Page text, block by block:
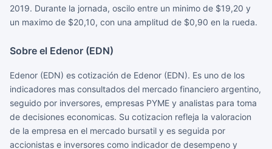
2019. Durante la jornada, oscilo entre un minimo de $19,20 y
un maximo de $20,10, con una amplitud de $0,90 en la rueda.
Sobre el Edenor (EDN)
Edenor (EDN) es cotización de Edenor (EDN). Es uno de los
indicadores mas consultados del mercado financiero argentino,
seguido por inversores, empresas PYME y analistas para toma
de decisiones economicas. Su cotizacion refleja la valoracion
de la empresa en el mercado bursatil y es seguida por
accionistas e inversores como indicador de desempeno y